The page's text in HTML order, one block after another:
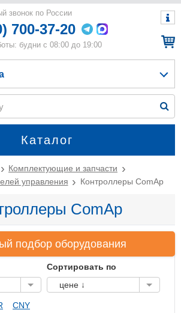
звонок по России
700-37-20
будни с 08:00 до 19:00
Каталог
Комплектующие и запчасти
управления
Контроллеры ComAp
ComAp
подбор оборудования
Сортировать по
цене ↓
CNY